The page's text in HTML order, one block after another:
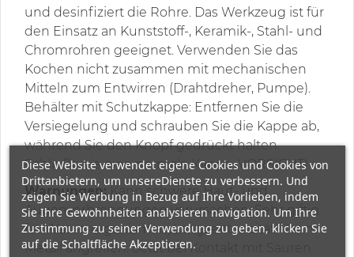
und desinfiziert die Rohre. Das Werkzeug ist für
den Einsatz an Kunststoff-, Keramik-, Stahl- und
Chromrohren geeignet. Verwenden Sie das
Kochen nicht zusammen mit mechanischen
Mitteln zum Entwirren (Drahtdreher, Pumpe).
Behälter mit Schutzkappe: Entfernen Sie die
Versiegelung und schrauben Sie die Kappe ab,
während Sie den Knopf gedrückt halten.
Schließt wie eine normale Kappe. VORSICHT!
Warnungen:Kann schwere Haut- und
Augenverbrennungen verursachen. Sehr giftig
für Wasserorganismen, Langzeittoxizität. Kann
Metall angreifen. Setzt bei Kontakt mit Säuren
Diese Website verwendet eigene Cookies und Cookies von
Drittanbietern, um unsereDienste zu verbessern. Und
zeigen Sie Werbung in Bezug auf Ihre Vorlieben, indem
Sie Ihre Gewohnheiten analysieren navigation. Um Ihre
Zustimmung zu seiner Verwendung zu geben, klicken Sie
auf die Schaltfläche Akzeptieren.